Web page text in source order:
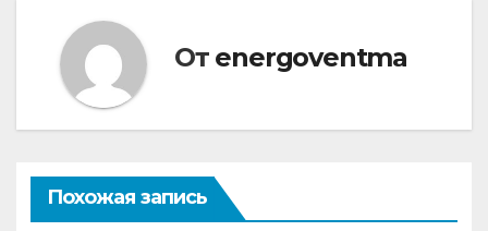
От energoventma
Похожая запись